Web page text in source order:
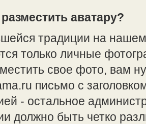
аватару?
традиции на
только личные
свое фото, вам
письмо с
- остальное
должно быть четко